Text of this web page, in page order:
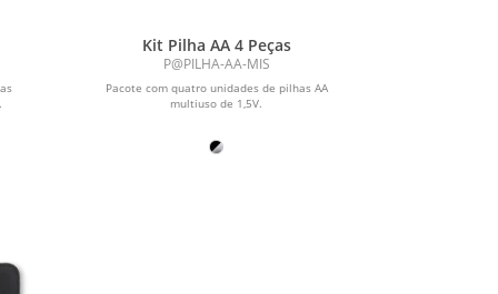
Kit Pilha AA 4 Peças
P@PILHA-AA-MIS
Pacote com quatro unidades de pilhas AA
multiuso de 1,5V.